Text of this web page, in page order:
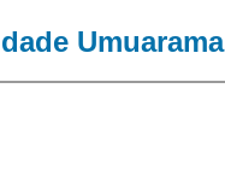
Umuarama